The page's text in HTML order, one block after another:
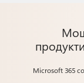
Microsoft 365